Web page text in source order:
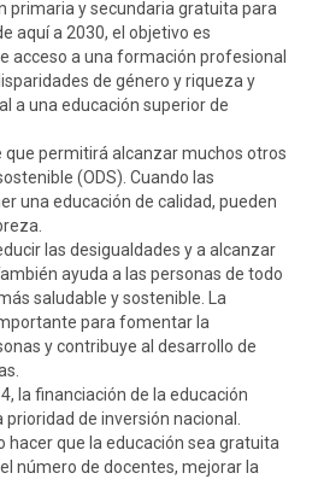
primaria y secundaria gratuita para
aquí a 2030, el objetivo es
acceso a una formación profesional
de género y riqueza y
a una educación superior de
que permitirá alcanzar muchos otros
(ODS). Cuando las
una educación de calidad, pueden
las desigualdades y a alcanzar
ayuda a las personas de todo
saludable y sostenible. La
para fomentar la
y contribuye al desarrollo de
la financiación de la educación
de inversión nacional.
hacer que la educación sea gratuita
número de docentes, mejorar la